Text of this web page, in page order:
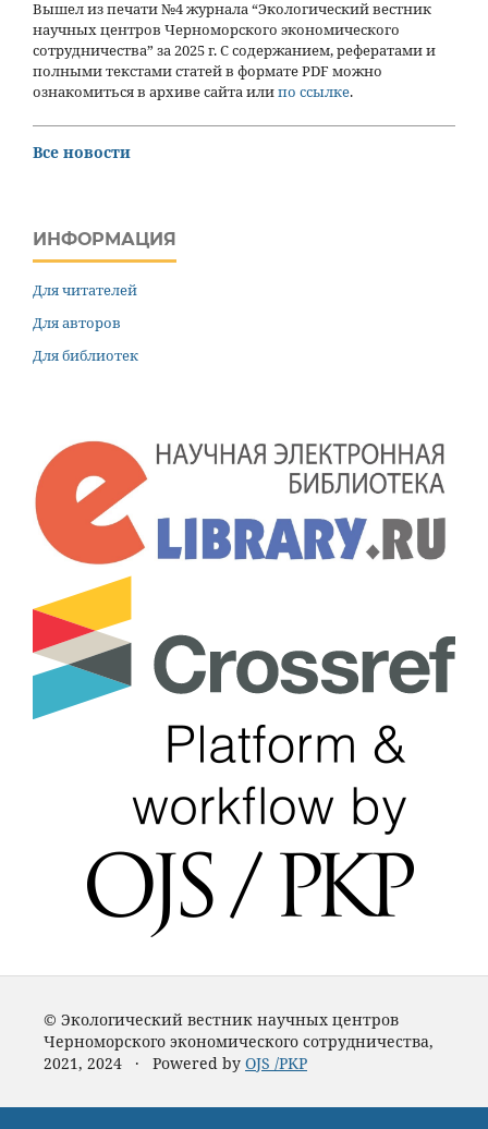
Вышел из печати №4 журнала “Экологический вестник
научных центров Черноморского экономического
сотрудничества” за 2025 г. С содержанием, рефератами и
полными текстами статей в формате PDF можно
ознакомиться в архиве сайта илипо ссылке.
Все новости
ИНФОРМАЦИЯ
Для читателей
Для авторов
Для библиотек
© Экологический вестник научных центров
Черноморского экономического сотрудничества,
2021, 2024 · Powered by OJS /PKP